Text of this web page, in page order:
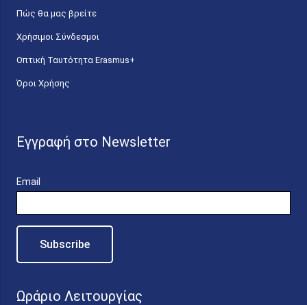
Πώς θα μας βρείτε
Χρήσιμοι Σύνδεσμοι
Οπτική Ταυτότητα Erasmus+
Όροι Χρήσης
Εγγραφή στο Newsletter
Email
Ωράριο Λειτουργίας